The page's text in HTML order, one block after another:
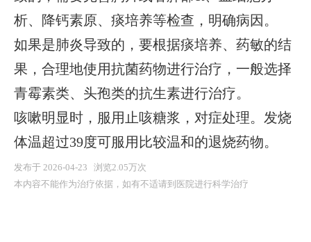
析、降钙素原、痰培养等检查，明确病因。
如果是肺炎导致的，要根据痰培养、药敏的结
果，合理地使用抗菌药物进行治疗，一般选择
青霉素类、头孢类的抗生素进行治疗。
咳嗽明显时，服用止咳糖浆，对症处理。发烧
体温超过39度可服用比较温和的退烧药物。
发布于 2026-04-23 浏览2.05万次
本内容不能作为治疗依据，如有不适请到医院进行科学治疗